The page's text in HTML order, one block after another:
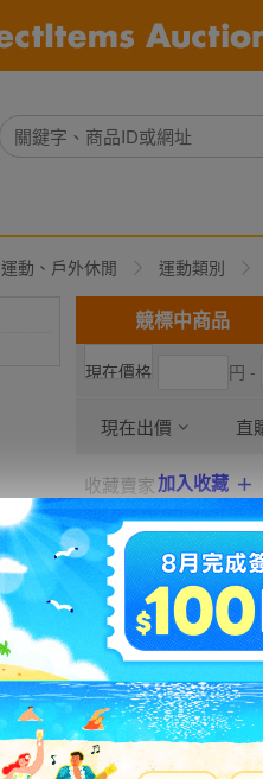
運動、戶外休閒 運動類別
競標中商品
円 -
現在出價 直
收藏賣家加入收藏